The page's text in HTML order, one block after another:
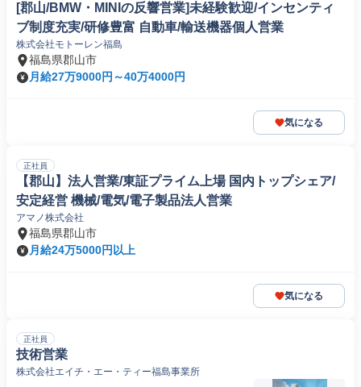
[郡山/BMW・MINIの反響営業]未経験歓迎/インセンティ
ブ制度充実/研修豊富 自動車/輸送機器個人営業
株式会社モトーレン福島
福島県郡山市
月給27万9000円～40万4000円
気になる
正社員
【郡山】法人営業/東証プライム上場 国内トップシェア/
安定経営 機械/電気/電子製品法人営業
アマノ株式会社
福島県郡山市
月給24万5000円以上
気になる
正社員
技術営業
株式会社エイチ・エー・ティー福島事業所